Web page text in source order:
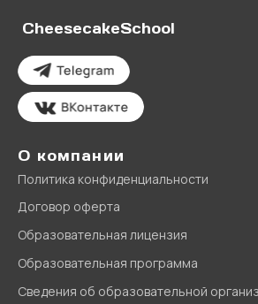
CheesecakeSchool
О компании
Политика конфиденциальности
Договор оферта
Образовательная лицензия
Образовательная программа
Сведения об образовательной